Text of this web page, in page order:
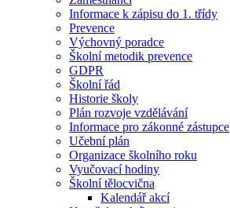
Informace k zápisu do 1. třídy
Prevence
Výchovný poradce
Školní metodik prevence
GDPR
Školní řád
Historie školy
Plán rozvoje vzdělávání
Informace pro zákonné zástupce
Učební plán
Organizace školního roku
Vyučovací hodiny
Školní tělocvična
Kalendář akcí